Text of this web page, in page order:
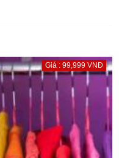
Giá : 99,999 VNĐ